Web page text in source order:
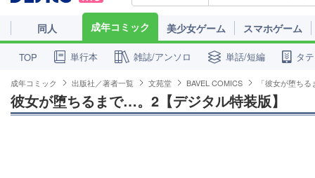
同人 成年コミック 美少女ゲーム スマホゲーム
TOP 単行本 雑誌/アンソロ 単話/短編 タ
成年コミック 出版社／著者一覧 文苑堂 BAVEL COMICS 「彼女が堕ち
彼女が堕ちるまで…。2【デジタル特装版】